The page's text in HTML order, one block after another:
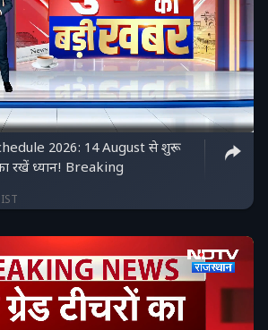
2026: 14 August से शुरू
रखें ध्यान! Breaking